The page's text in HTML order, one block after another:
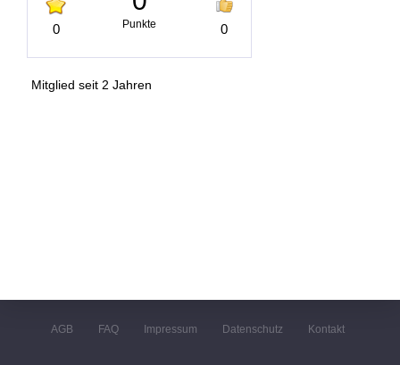
0 Punkte 0
Mitglied seit 2 Jahren
AGB FAQ Impressum Datenschutz Kontakt